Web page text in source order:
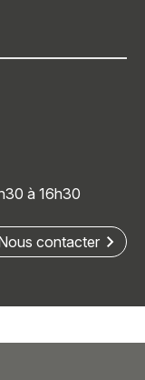
à 16h30
contacter